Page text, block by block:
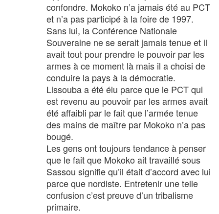
confondre. Mokoko n’a jamais été au PCT
et n’a pas participé à la foire de 1997.
Sans lui, la Conférence Nationale
Souveraine ne se serait jamais tenue et il
avait tout pour prendre le pouvoir par les
armes à ce moment là mais il a choisi de
conduire la pays à la démocratie.
Lissouba a été élu parce que le PCT qui
est revenu au pouvoir par les armes avait
été affaibli par le fait que l’armée tenue
des mains de maître par Mokoko n’a pas
bougé.
Les gens ont toujours tendance à penser
que le fait que Mokoko ait travaillé sous
Sassou signifie qu’il était d’accord avec lui
parce que nordiste. Entretenir une telle
confusion c’est preuve d’un tribalisme
primaire.